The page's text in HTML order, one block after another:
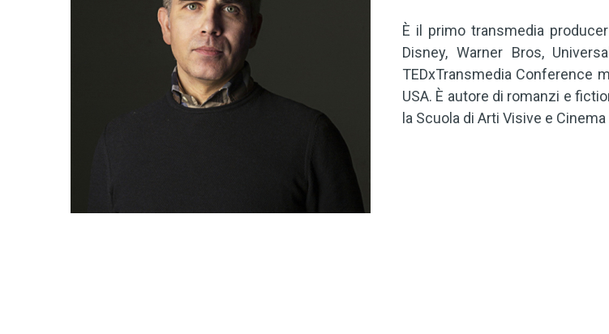
È il primo transmedia
Disney, Warner Bros,
TEDxTransmedia Conference
USA. È autore di romanzi e
la Scuola di Arti Visive e